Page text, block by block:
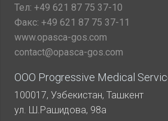
Тел: +49 621 87 75 37-10
Факс: +49 621 87 75 37-11
www.opasca-gos.com
contact@opasca-gos.com
ООО Progressive Medical
100017, Узбекистан, Ташкент
ул. Ш.Рашидова, 98а